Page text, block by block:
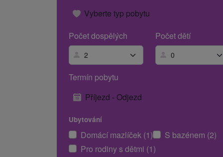
Vyberte typ pobytu
Počet dospělých
Počet dětí
Termín pobytu
Příjezd - Odjezd
Ubytování
Domácí mazlíček (1)
S bazénem (2)
Pro rodiny s dětmi (1)